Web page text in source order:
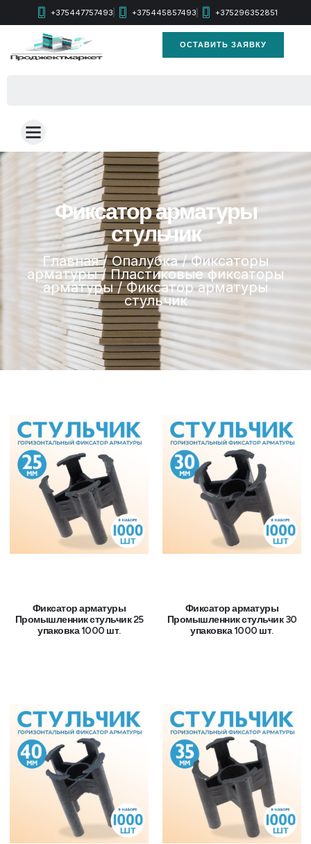
+375447757493 +375445857493 +375296352851
ОСТАВИТЬ ЗАЯВКУ
Фиксатор арматуры
стульчик
Главная/Опалубка/Фиксаторы
арматуры/Пластиковые фиксаторы
арматуры/ Фиксатор арматуры
стульчик
Фиксатор арматуры
Промышленник стульчик 25
упаковка 1000 шт.
Фиксатор арматуры
Промышленник стульчик 30
упаковка 1000 шт.